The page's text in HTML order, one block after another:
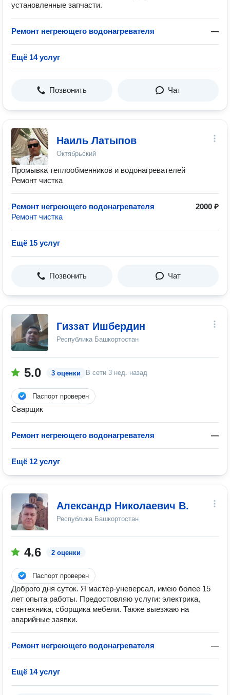
установленные запчасти.
Ремонт негреющего водонагревателя —
Ещё 14 услуг
Позвонить Чат
Наиль Латыпов
Октябрьский
Промывка теплообменников и водонагревателей
Ремонт чистка
Ремонт негреющего водонагревателя
2000 ₽
Ремонт чистка
Ещё 15 услуг
Позвонить Чат
Гиззат Ишбердин
Республика Башкортостан
5.0 3 оценки В сети 3 нед. назад
Паспорт проверен
Сварщик
Ремонт негреющего водонагревателя —
Ещё 12 услуг
Александр Николаевич В.
Республика Башкортостан
4.6 2 оценки
Паспорт проверен
Доброго дня суток. Я мастер-уневерсал, имею более 15
лет опыта работы. Предостовляю услуги: электрика,
сантехника, сборщика мебели. Также выезжаю на
аварийные заявки.
Ремонт негреющего водонагревателя —
Ещё 14 услуг